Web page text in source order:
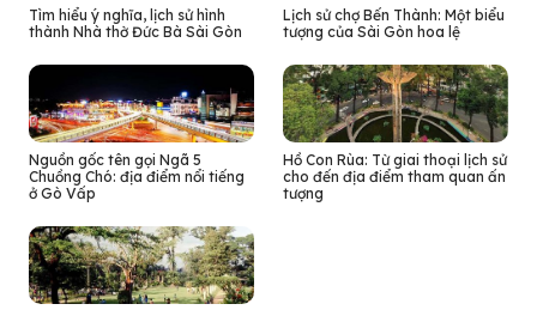
Tìm hiểu ý nghĩa, lịch sử hình
thành Nhà thờ Đức Bà Sài Gòn
Lịch sử chợ Bến Thành: Một biểu
tượng của Sài Gòn hoa lệ
Nguồn gốc tên gọi Ngã 5
Chuồng Chó: địa điểm nổi tiếng
ở Gò Vấp
Hồ Con Rùa: Từ giai thoại lịch sử
cho đến địa điểm tham quan ấn
tượng